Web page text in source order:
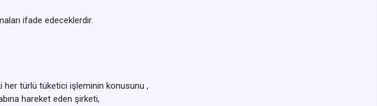
ifade edeceklerdir.
her türlü tüketici işleminin konusunu ,
hareket eden şirketi,